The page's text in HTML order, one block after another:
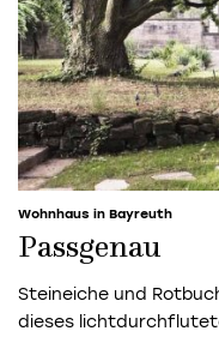
Wohnhaus in Bayreuth
Passgenau
Steineiche und
dieses